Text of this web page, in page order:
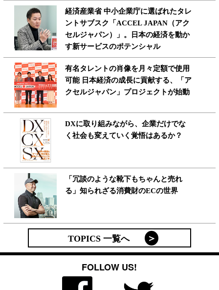
経済産業省 中小企業庁に選ばれたタレ
ントサブスク「ACCEL JAPAN（アク
セルジャパン）」。日本の経済を動か
す新サービスのポテンシャル
有名タレントの肖像を月々定額で使用
可能 日本経済の成長に貢献する、「ア
クセルジャパン」プロジェクトが始動
DXに取り組みながら、企業だけでな
く社会も変えていく覚悟はあるか？
「冗談のような靴下もちゃんと売れ
る」知られざる消費財のECの世界
TOPICS 一覧へ
FOLLOW US!